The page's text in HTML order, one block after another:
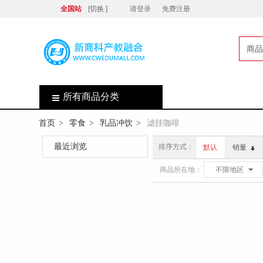
全国站 [切换 ] 请登录 免费注册
商品
所有商品分类
首页 > 零食 > 乳品冲饮 > 滤挂咖啡
最近浏览 排序方式： 默认 销量
商品所在地： 不限地区